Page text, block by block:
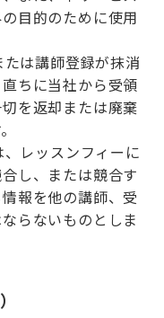
目的のために使用
は講師登録が抹消
ちに当社から受領
を返却または廃棄
レッスンフィーに
し、または競合す
報を他の講師、受
らないものとしま